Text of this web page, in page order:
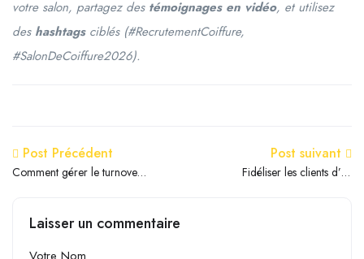
votre salon, partagez des témoignages en vidéo, et utilisez
des hashtagsciblés (#RecrutementCoiffure,
#SalonDeCoiffure2026).
Post Précédent
Comment gérer le turnover
Post suivant
Fidéliser les clients d’un
Laisser un commentaire